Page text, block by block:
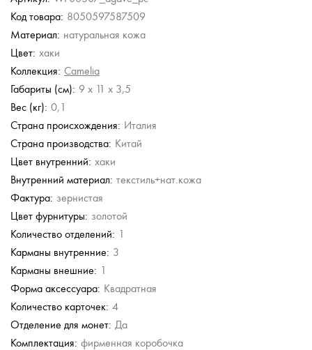
Женское кожаное
портмоне на кнопке
4 908 руб.
8 180 руб.
Женское кожаное
Портмоне складное
Код товара: 8050597587509
Материал: натуральная кожа
Цвет: хаки
Коллекция: Camelia
Габариты (см): 9 x 11 x 3,5
Вес (кг): 0,1
Страна происхождения: Италия
Страна производства: Китай
Цвет внутренний: хаки
Внутренний материал: текстиль+нат.кожа
Фактура: зернистая
Цвет фурнитуры: золотой
Количество отделений: 1
Карманы внутренние: 3
Карманы внешние: 1
Форма аксессуара: Квадратная
Количество карточек: 4
Отделение для монет: Да
Комплектация: фирменная коробочка